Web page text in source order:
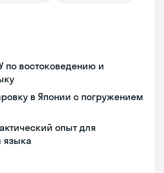
по востоковедению и
в Японии с погружением
опыт для
языка